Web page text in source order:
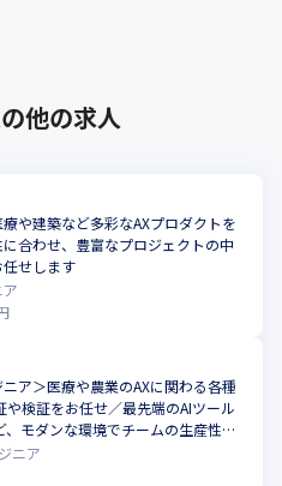
他の求人
や建築など多彩なAXプロダクトを
合わせ、豊富なプロジェクトの中
せします
ア＞医療や農業のAXに関わる各種
検証をお任せ／最先端のAIツール
モダンな環境でチームの生産性を
ニア